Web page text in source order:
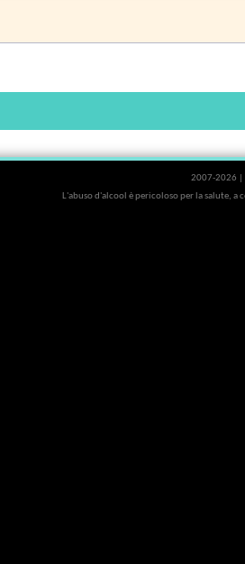
2007-2026 |
L'abuso d'alcool è pericoloso per la salute,